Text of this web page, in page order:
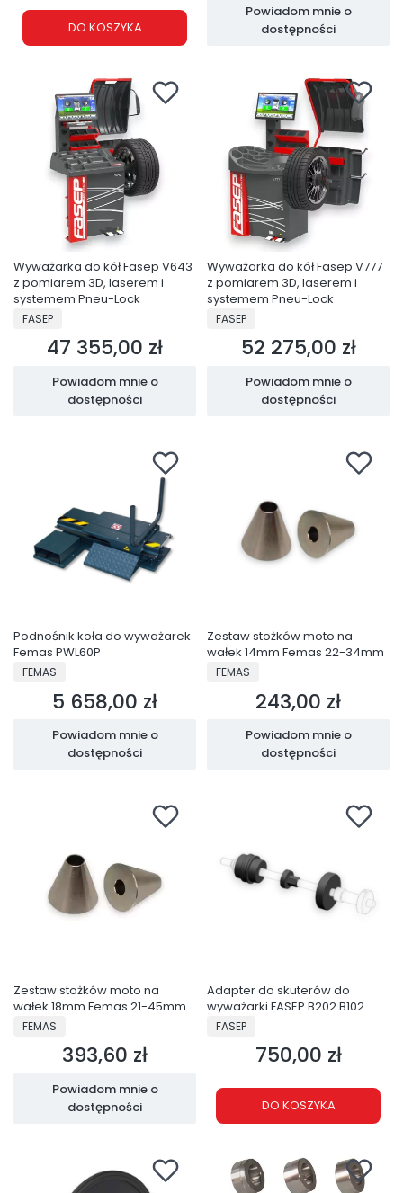
DO KOSZYKA
Powiadom mnie o
dostępności
Wyważarka do kół Fasep V643
z pomiarem 3D, laserem i
systemem Pneu-Lock
PRODUCENT
FASEP
Cena
47 355,00 zł
Powiadom mnie o
dostępności
Wyważarka do kół Fasep V777
z pomiarem 3D, laserem i
systemem Pneu-Lock
PRODUCENT
FASEP
Cena
52 275,00 zł
Powiadom mnie o
dostępności
Podnośnik koła do wyważarek
Femas PWL60P
PRODUCENT
FEMAS
Cena
5 658,00 zł
Powiadom mnie o
dostępności
Zestaw stożków moto na
wałek 14mm Femas 22-34mm
PRODUCENT
FEMAS
Cena
243,00 zł
Powiadom mnie o
dostępności
Zestaw stożków moto na
wałek 18mm Femas 21-45mm
PRODUCENT
FEMAS
Cena
393,60 zł
Powiadom mnie o
dostępności
Adapter do skuterów do
wyważarki FASEP B202 B102
PRODUCENT
FASEP
Cena
750,00 zł
DO KOSZYKA